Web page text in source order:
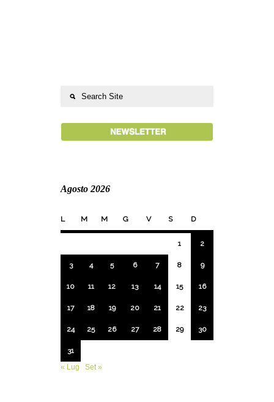
Agosto 2026
L M M G V S D
1 2
3 4 5 6 7 8 9
10 11 12 13 14 15 16
17 18 19 20 21 22 23
24 25 26 27 28 29 30
31
« Lug
Set »